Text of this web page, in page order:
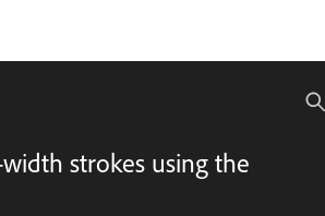
strokes using the